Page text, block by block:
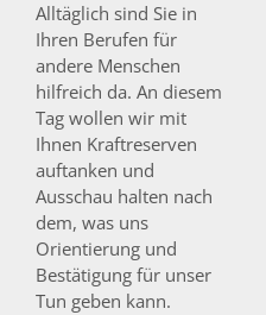
Alltäglich sind Sie in
Ihren Berufen für
andere Menschen
hilfreich da. An diesem
Tag wollen wir mit
Ihnen Kraftreserven
auftanken und
Ausschau halten nach
dem, was uns
Orientierung und
Bestätigung für unser
Tun geben kann.